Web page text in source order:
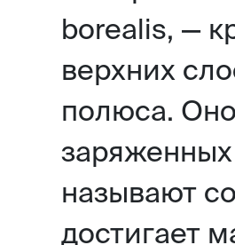
borealis, —
верхних
полюса. Оно
называют
достигает